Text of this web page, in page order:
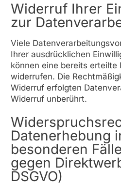
Widerruf Ihrer
zur
Viele
Ihrer ausdrücklichen
können eine bereits erteilte
widerrufen. Die
Widerruf erfolgten
Widerruf unberührt.
Datenerhebung
besonderen
gegen
DSGVO)